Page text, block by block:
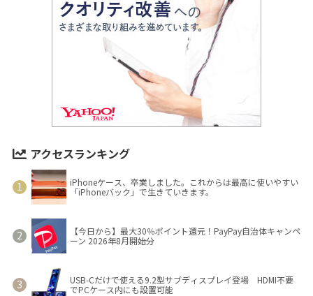
アクセスランキング
iPhoneケース、卒業しました。これからは最高に使いやすい
「iPhoneバック」で生きていきます。
【今日から】最大30％ポイント還元！PayPay自治体キャンペ
ーン 2026年8月開始分
USB-Cだけで使える9.2型サブディスプレイ登場 HDMI不要
でPCケース内にも設置可能